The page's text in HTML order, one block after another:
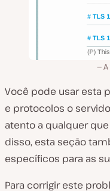
Você pode usar esta
e protocolos o
atento a qualquer que
disso, esta seção
específicos para as
Para corrigir este